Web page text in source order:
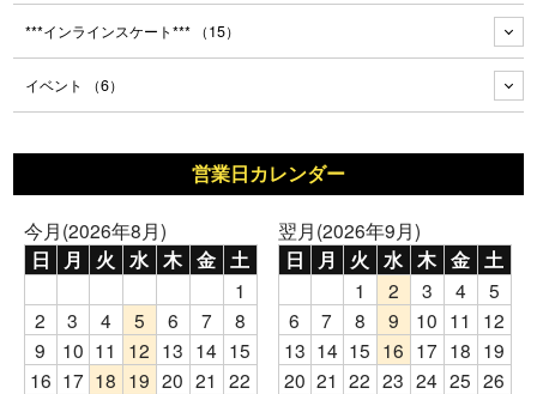
***インラインスケート*** （15）
イベント （6）
営業日カレンダー
今月(2026年8月)
日 月 火 水 木 金 土
1
2
3 4 5 6 7
8
9
10 11 12 13 14 15
16 17 18 19 20 21 22
翌月(2026年9月)
日 月 火 水 木 金 土
1 2 3 4
5
6
7 8 9 10 11
12
13 14 15 16 17 18 19
20 21 22 23 24 25 26